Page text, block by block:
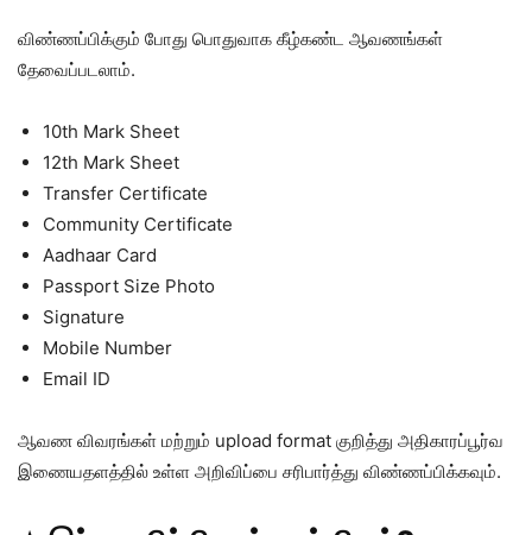
விண்ணப்பிக்கும் போது பொதுவாக கீழ்கண்ட ஆவணங்கள்
தேவைப்படலாம்.
10th Mark Sheet
12th Mark Sheet
Transfer Certificate
Community Certificate
Aadhaar Card
Passport Size Photo
Signature
Mobile Number
Email ID
ஆவண விவரங்கள் மற்றும் upload format குறித்து அதிகாரப்பூர்வ
இணையதளத்தில் உள்ள அறிவிப்பை சரிபார்த்து விண்ணப்பிக்கவும்.